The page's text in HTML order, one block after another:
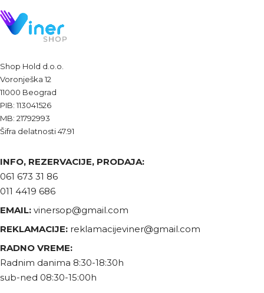
Shop Hold d.o.o.
Voronješka 12
11000 Beograd
PIB: 113041526
MB: 21792993
Šifra delatnosti 47.91
INFO, REZERVACIJE, PRODAJA:
061 673 31 86
011 4419 686
EMAIL: vinersop@gmail.com
REKLAMACIJE: reklamacijeviner@gmail.com
RADNO VREME:
Radnim danima 8:30-18:30h
sub-ned 08:30-15:00h